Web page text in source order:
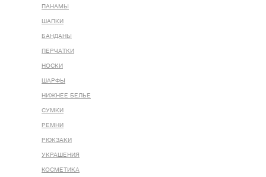
ПАНАМЫ
ШАПКИ
БАНДАНЫ
ПЕРЧАТКИ
НОСКИ
ШАРФЫ
НИЖНЕЕ БЕЛЬЕ
СУМКИ
РЕМНИ
РЮКЗАКИ
УКРАШЕНИЯ
КОСМЕТИКА